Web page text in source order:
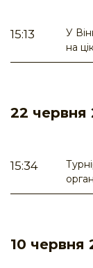
15:13
У
на
22 червня
15:34
10 червня